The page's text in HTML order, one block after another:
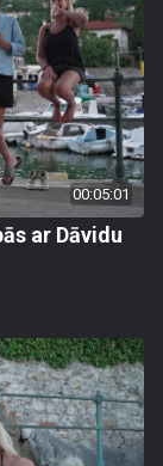
00:05:01
ar Dāvidu